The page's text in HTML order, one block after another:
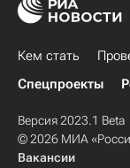
Кем стать
Спецпроекты
Версия 2023.1 Beta
© 2026 МИА
Вакансии